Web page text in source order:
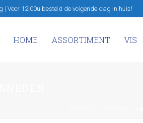
Voor 12:00u besteld de volgende dag in huis!
HOME ASSORTIMENT VIS